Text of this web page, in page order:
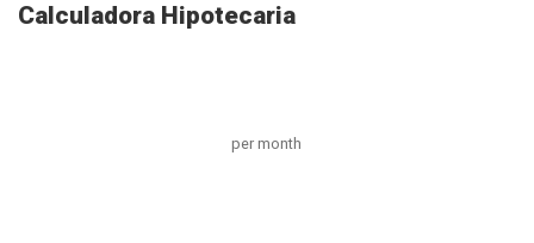
Calculadora Hipotecaria
per month